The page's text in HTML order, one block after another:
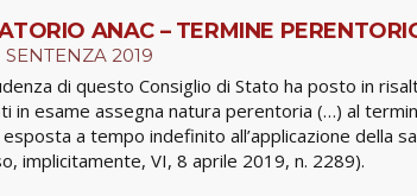
ANAC – TERMINE
SENTENZA 2019
di questo Consiglio di Stato ha posto in
in esame assegna natura perentoria (…) al
a tempo indefinito all’applicazione della
implicitamente, VI, 8 aprile 2019, n. 2289).